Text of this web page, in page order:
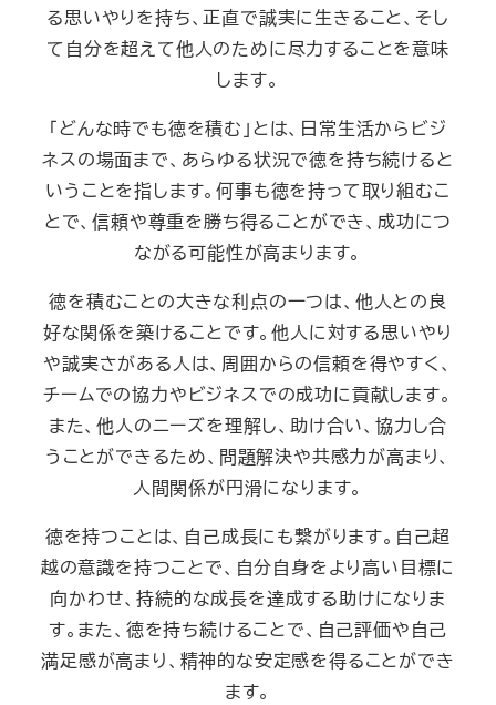
る思いやりを持ち、正直で誠実に生きること、そし
て自分を超えて他人のために尽力することを意味
します。
「どんな時でも徳を積む」とは、日常生活からビジ
ネスの場面まで、あらゆる状況で徳を持ち続けると
いうことを指します。何事も徳を持って取り組むこ
とで、信頼や尊重を勝ち得ることができ、成功につ
ながる可能性が高まります。
徳を積むことの大きな利点の一つは、他人との良
好な関係を築けることです。他人に対する思いやり
や誠実さがある人は、周囲からの信頼を得やすく、
チームでの協力やビジネスでの成功に貢献します。
また、他人のニーズを理解し、助け合い、協力し合
うことができるため、問題解決や共感力が高まり、
人間関係が円滑になります。
徳を持つことは、自己成長にも繋がります。自己超
越の意識を持つことで、自分自身をより高い目標に
向かわせ、持続的な成長を達成する助けになりま
す。また、徳を持ち続けることで、自己評価や自己
満足感が高まり、精神的な安定感を得ることができ
ます。